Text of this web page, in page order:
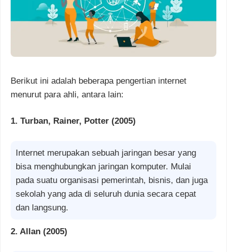
Berikut ini adalah beberapa pengertian internet
menurut para ahli, antara lain:
1. Turban, Rainer, Potter (2005)
Internet merupakan sebuah jaringan besar yang
bisa menghubungkan jaringan komputer. Mulai
pada suatu organisasi pemerintah, bisnis, dan juga
sekolah yang ada di seluruh dunia secara cepat
dan langsung.
2. Allan (2005)